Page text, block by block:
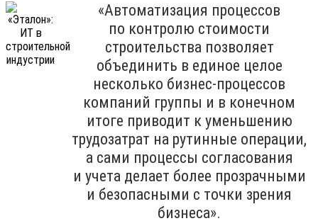
«Автоматизация процессов
по контролю стоимости
строительства позволяет
объединить в единое целое
несколько бизнес-процессов
компаний группы и в конечном
итоге приводит к уменьшению
трудозатрат на рутинные операции,
а сами процессы согласования
и учета делает более прозрачными
и безопасными с точки зрения
бизнеса».